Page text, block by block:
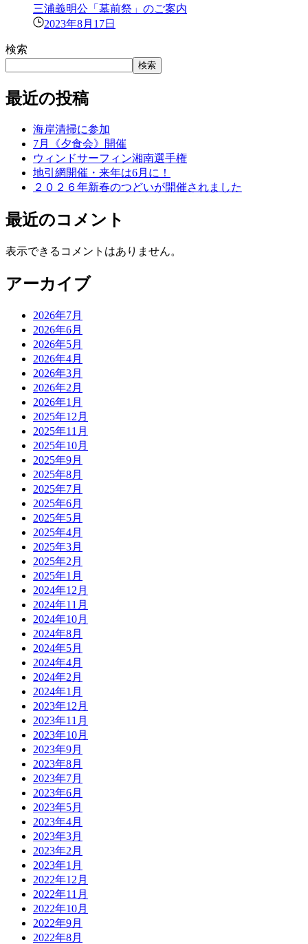
三浦義明公「墓前祭」のご案内
2023年8月17日
検索
検索
最近の投稿
海岸清掃に参加
7月《夕食会》開催
ウィンドサーフィン湘南選手権
地引網開催・来年は6月に！
２０２６年新春のつどいが開催されました
最近のコメント
表示できるコメントはありません。
アーカイブ
2026年7月
2026年6月
2026年5月
2026年4月
2026年3月
2026年2月
2026年1月
2025年12月
2025年11月
2025年10月
2025年9月
2025年8月
2025年7月
2025年6月
2025年5月
2025年4月
2025年3月
2025年2月
2025年1月
2024年12月
2024年11月
2024年10月
2024年8月
2024年5月
2024年4月
2024年2月
2024年1月
2023年12月
2023年11月
2023年10月
2023年9月
2023年8月
2023年7月
2023年6月
2023年5月
2023年4月
2023年3月
2023年2月
2023年1月
2022年12月
2022年11月
2022年10月
2022年9月
2022年8月